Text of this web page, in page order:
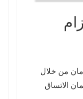
من خلال
الاتساق